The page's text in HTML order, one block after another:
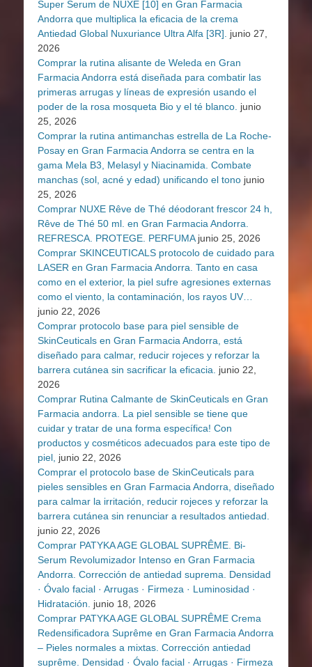
Super Serum de NUXE [10] en Gran Farmacia
Andorra que multiplica la eficacia de la crema
Antiedad Global Nuxuriance Ultra Alfa [3R].
junio 27,
2026
Comprar la rutina alisante de Weleda en Gran
Farmacia Andorra está diseñada para combatir las
primeras arrugas y líneas de expresión usando el
poder de la rosa mosqueta Bio y el té blanco. junio
25, 2026
Comprar la rutina antimanchas estrella de La Roche-
Posay en Gran Farmacia Andorra se centra en la
gama Mela B3, Melasyl y Niacinamida. Combate
manchas (sol, acné y edad) unificando el tono junio
25, 2026
Comprar NUXE Rêve de Thé déodorant frescor 24 h,
Rêve de Thé 50 ml. en Gran Farmacia Andorra.
REFRESCA. PROTEGE. PERFUMA junio 25, 2026
Comprar SKINCEUTICALS protocolo de cuidado para
LASER en Gran Farmacia Andorra. Tanto en casa
como en el exterior, la piel sufre agresiones externas
como el viento, la contaminación, los rayos UV…
junio 22, 2026
Comprar protocolo base para piel sensible de
SkinCeuticals en Gran Farmacia Andorra, está
diseñado para calmar, reducir rojeces y reforzar la
barrera cutánea sin sacrificar la eficacia.
junio 22,
2026
Comprar Rutina Calmante de SkinCeuticals en Gran
Farmacia andorra. La piel sensible se tiene que
cuidar y tratar de una forma específica! Con
productos y cosméticos adecuados para este tipo de
piel, junio 22, 2026
Comprar el protocolo base de SkinCeuticals para
pieles sensibles en Gran Farmacia Andorra, diseñado
para calmar la irritación, reducir rojeces y reforzar la
barrera cutánea sin renunciar a resultados antiedad.
junio 22, 2026
Comprar PATYKA AGE GLOBAL SUPRÊME. Bi-
Serum Revolumizador Intenso en Gran Farmacia
Andorra. Corrección de antiedad suprema. Densidad
· Óvalo facial · Arrugas · Firmeza · Luminosidad ·
Hidratación.
junio 18, 2026
Comprar PATYKA AGE GLOBAL SUPRÊME Crema
Redensificadora Suprême en Gran Farmacia Andorra
– Pieles normales a mixtas. Corrección antiedad
suprême. Densidad · Óvalo facial · Arrugas · Firmeza